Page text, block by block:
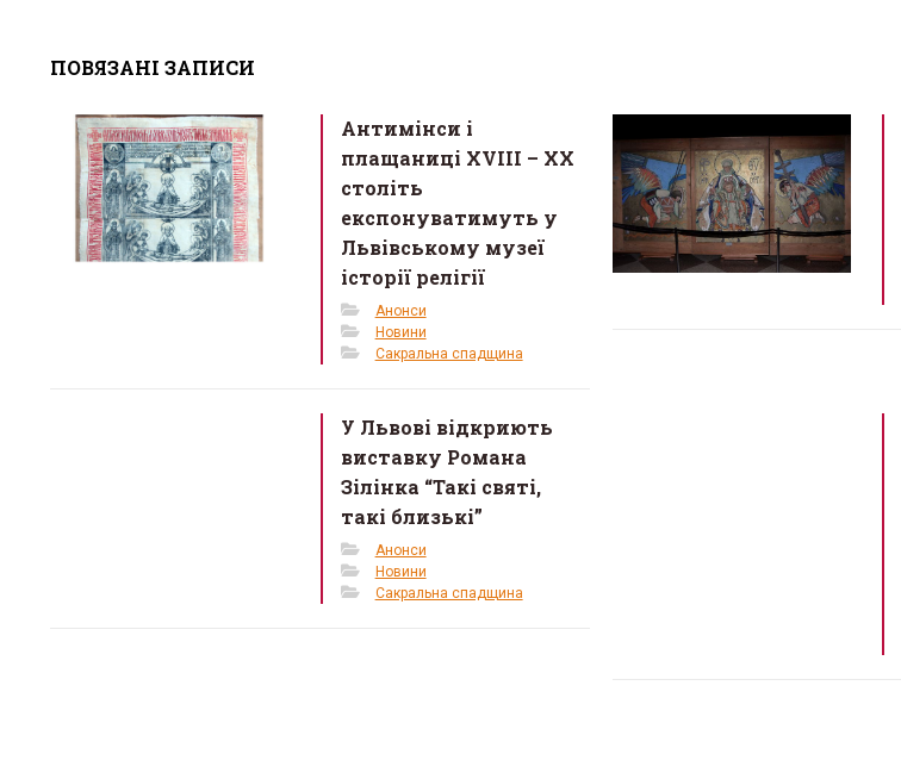
b
o
o
k
er
e
ПОВЯЗАНІ ЗАПИСИ
Антимінси і
плащаниці XVIII – XX
століть
експонуватимуть у
Львівському музеї
історії релігії
Анонси
Новини
Сакральна спадщина
У Львові відкриють
виставку Романа
Зілінка “Такі святі,
такі близькі”
Анонси
Новини
Сакральна спадщина